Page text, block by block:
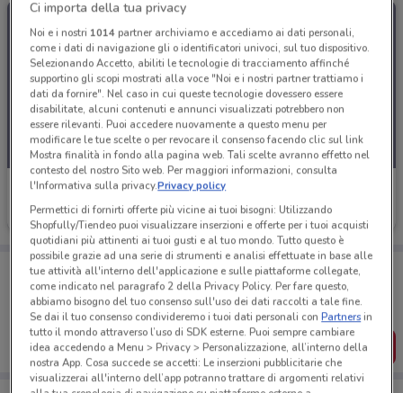
Fazzini
Scade il 31/12
Porta DoveConviene sempre con te!
Puoi trovare le migliori offerte dei negozi vicino a te,
salvarle e creare la tua lista del risparmio, comodamente
dal tuo cellulare.
SCARICA L’APP
Ci importa della tua privacy
Noi e i nostri 1014partner archiviamo e accediamo ai dati personali,
come i dati di navigazione gli o identificatori univoci, sul tuo dispositivo.
Selezionando Accetto, abiliti le tecnologie di tracciamento affinché
supportino gli scopi mostrati alla voce "Noi e i nostri partner trattiamo i
dati da fornire". Nel caso in cui queste tecnologie dovessero essere
disabilitate, alcuni contenuti e annunci visualizzati potrebbero non
essere rilevanti. Puoi accedere nuovamente a questo menu per
modificare le tue scelte o per revocare il consenso facendo clic sul link
Mostra finalità in fondo alla pagina web. Tali scelte avranno effetto nel
contesto del nostro Sito web. Per maggiori informazioni, consulta
l'Informativa sulla privacy.Privacy policy
Permettici di fornirti offerte più vicine ai tuoi bisogni: Utilizzando
Shopfully/Tiendeo puoi visualizzare inserzioni e offerte per i tuoi acquisti
quotidiani più attinenti ai tuoi gusti e al tuo mondo. Tutto questo è
possibile grazie ad una serie di strumenti e analisi effettuate in base alle
tue attività all'interno dell'applicazione e sulle piattaforme collegate,
come indicato nel paragrafo 2 della Privacy Policy. Per fare questo,
abbiamo bisogno del tuo consenso sull'uso dei dati raccolti a tale fine.
Se dai il tuo consenso condivideremo i tuoi dati personali conPartnersin
tutto il mondo attraverso l’uso di SDK esterne. Puoi sempre cambiare
idea accedendo a Menu > Privacy > Personalizzazione, all’interno della
nostra App. Cosa succede se accetti: Le inserzioni pubblicitarie che
visualizzerai all'interno dell’app potranno trattare di argomenti relativi